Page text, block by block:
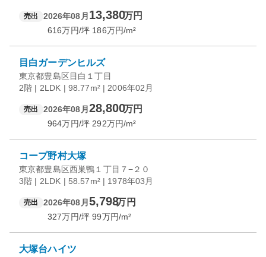
売出 2026年08月 13,380万円
616万円/坪 186万円/m²
目白ガーデンヒルズ
東京都豊島区目白１丁目
2階 | 2LDK | 98.77m² | 2006年02月
売出 2026年08月 28,800万円
964万円/坪 292万円/m²
コープ野村大塚
東京都豊島区西巣鴨１丁目７−２０
3階 | 2LDK | 58.57m² | 1978年03月
売出 2026年08月 5,798万円
327万円/坪 99万円/m²
大塚台ハイツ